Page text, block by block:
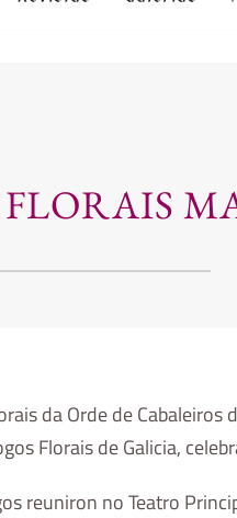
da Orde de
Florais de Galicia,
reuniron no Teatro